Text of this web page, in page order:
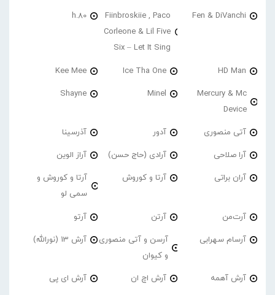
Fen & DiVanchi
Fiinbroskiie , Paco
Corleone & Lil Five
Six – Let It Sing
h.80
HD Man
Ice Tha One
Kee Mee
Mercury & Mc
Device
Minel
Shayne
آتی منصوری آدور آذرسینا
آرا صلاحی آرادی (حاج حسن) آراز الوین
آران براتی آرتا و کوروش
آرتا و کوروش و
سمی لو
آرت‌من آرتن آرتو
آرسام سهرابی
آرسن و آتی منصوری
و کیوان
آرش 13 (نورالله)
آرش آهمه آرش اچ ان آرش ای پی